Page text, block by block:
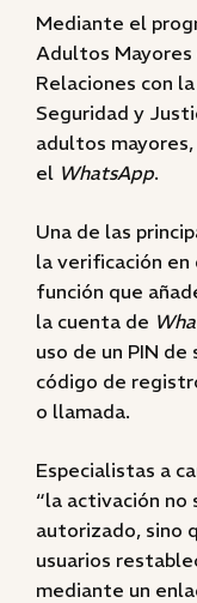
Mediante el
Adultos Mayores
Relaciones con
Seguridad y
adultos
el WhatsApp.
Una de las
la verificación en
función que
la cuenta de
uso de un PIN
código de
o llamada.
Especialistas a
“la activación no
autorizado, sino
usuarios
mediante un